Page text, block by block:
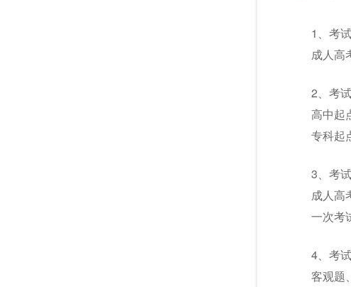
1、考
成人高
2、考
高中起
专科起
3、考
成人高
一次考
4、考
客观题